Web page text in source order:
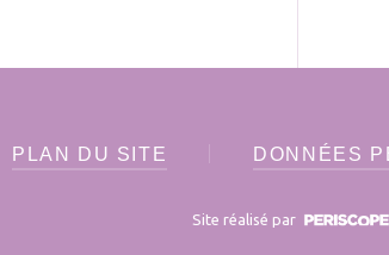
PLAN DU SITE DONNÉES
Site réalisé par